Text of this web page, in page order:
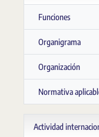
Funciones
Organigrama
Organización
Normativa
Actividad